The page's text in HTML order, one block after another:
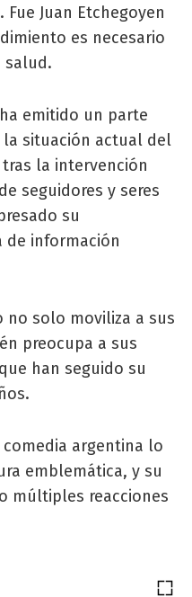
. Fue Juan Etchegoyen
es necesario
salud.
emitido un parte
situación actual del
la intervención
seguidores y seres
su
de información
no solo moviliza a sus
preocupa a sus
han seguido su
argentina lo
emblemática, y su
múltiples reacciones